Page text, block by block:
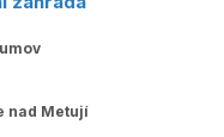
nad Metují